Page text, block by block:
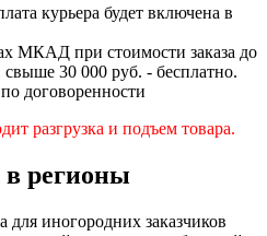
курьера будет включена в
МКАД при стоимости заказа до
30 000 руб. - бесплатно.
договоренности
разгрузка и подъем товара.
в регионы
для иногородних заказчиков